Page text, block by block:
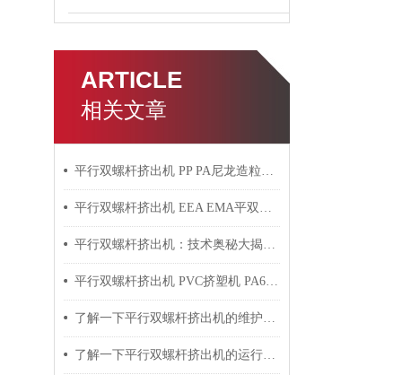
ARTICLE
相关文章
平行双螺杆挤出机 PP PA尼龙造粒机技术参数
平行双螺杆挤出机 EEA EMA平双挤出机 双螺杆挤出机技术参数
平行双螺杆挤出机：技术奥秘大揭秘！
平行双螺杆挤出机 PVC挤塑机 PA6+玻纤挤出造粒机技术参数
了解一下平行双螺杆挤出机的维护保养方法吧
了解一下平行双螺杆挤出机的运行过程吧